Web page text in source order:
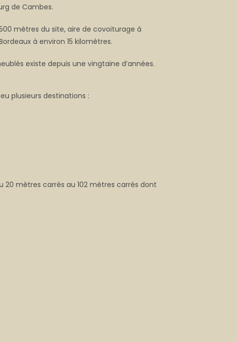
de Cambes.
mètres du site, aire de covoiturage à
à environ 15 kilomètres.
existe depuis une vingtaine d’années.
plusieurs destinations :
mètres carrés au 102 mètres carrés dont